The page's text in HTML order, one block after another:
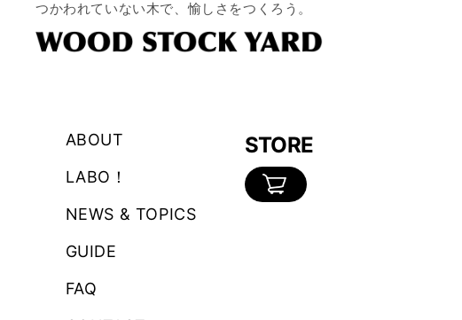
つかわれていない木で、愉しさをつくろう。
STORE
カ
ABOUT
LABO！
NEWS & TOPICS
GUIDE
FAQ